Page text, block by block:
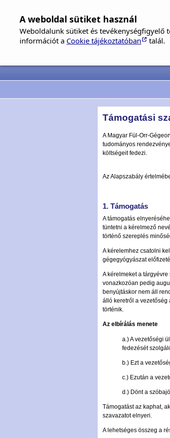
Támogatási
A Magyar Fül-Orr-
tudományos
költségeit fedezi.
Az Alapszabály
1. Támogatás
A támogatás
tüntetni a kérelmező
történő szereplés
A kérelemhez csatolni
gégegyógyászat
A kérelmeket a
vonazkozóan pedig
benyújtáskor nem áll
álló keretről a vezetőség
történik.
Az elbírálás menete
a.) A vezetőségi
fedezését
b.) Ezt a
c.) Ezután a
d.) Dönt a
Támogatást az kaphat,
szavazatot elnyeri.
A lehetséges összeg a
A weboldal sütiket használ
Weboldalunk sütiket és tevékenységfigyelő
információt a Cookie tájékoztatóban talál.